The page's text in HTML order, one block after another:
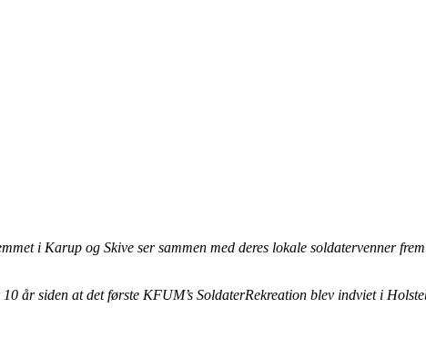
i Karup og Skive ser sammen med deres lokale soldatervenner
år siden at det første KFUM’s SoldaterRekreation blev indviet i